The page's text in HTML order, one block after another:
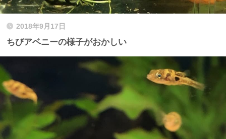
2018年9月17日
ちびアベニーの様子がおかしい